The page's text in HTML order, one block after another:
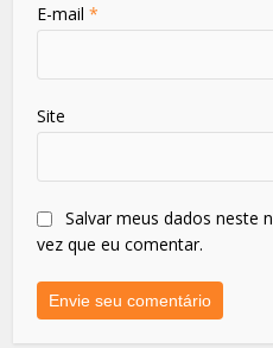
E-mail*
Site
Salvar meus dados neste
vez que eu comentar.